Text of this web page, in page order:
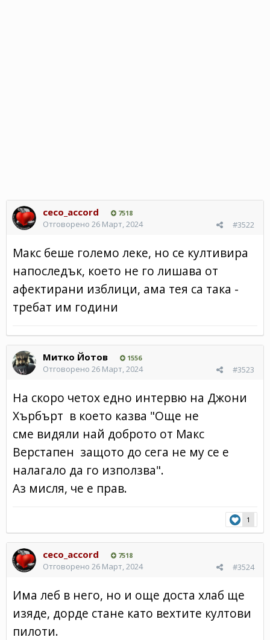
ceco_accord 7518
#3522
Отговорено 26 Март, 2024
Макс беше големо леке, но се култивира
напоследък, което не го лишава от
афектирани изблици, ама тея са така -
требат им години
Митко Йотов 1556
#3523
Отговорено 26 Март, 2024
На скоро четох едно интервю на Джони
Хърбърт в което казва "Още не
сме видяли най доброто от Макс
Верстапен защото до сега не му се е
налагало да го използва".
Аз мисля, че е прав.
1
ceco_accord 7518
#3524
Отговорено 26 Март, 2024
Има леб в него, но и още доста хлаб ще
изяде, дорде стане като вехтите култови
пилоти.